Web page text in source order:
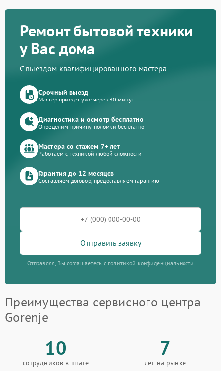
Ремонт бытовой техники
у Вас дома
С выездом квалифицированного мастера
Срочный выезд
Мастер приедет уже через 30 минут
Диагностика и осмотр бесплатно
Определим причину поломки бесплатно
Мастера со стажем 7+ лет
Работаем с техникой любой сложности
Гарантия до 12 месяцев
Составляем договор, предоставляем гарантию
Отправить заявку
Отправляя, Вы соглашаетесь с политикой конфиденциальности
Преимущества сервисного центра
Gorenje
10
сотрудников в штате
7
лет на рынке